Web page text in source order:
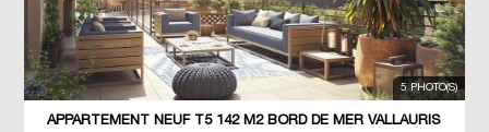
5 PHOTO(S)
APPARTEMENT NEUF T5 142 M2 BORD DE MER VALLAURIS